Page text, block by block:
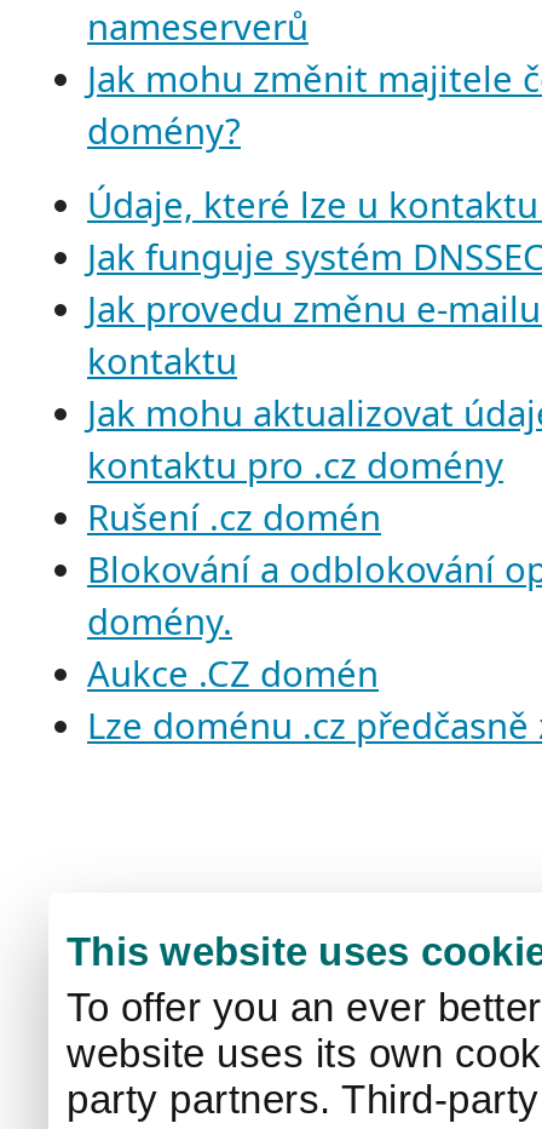
This website uses
To offer you an ever
website uses its own
party partners. Third-
nameserverů
Jak mohu změnit majitele
domény?
Údaje, které lze u
Jak funguje systém
Jak provedu změnu e-
kontaktu
Jak mohu aktualizovat
kontaktu pro .cz domény
Rušení .cz domén
Blokování a odblokování
domény.
Aukce .CZ domén
Lze doménu .cz předčasně